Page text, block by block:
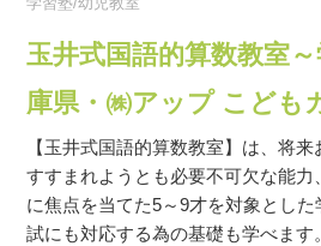
玉井式国語的算数教室
庫県・㈱アップ こども
【玉井式国語的算数教室】は、将
すすまれようとも必要不可欠な能力
に焦点を当てた5～9才を対象とし
試にも対応する為の基礎も学べます